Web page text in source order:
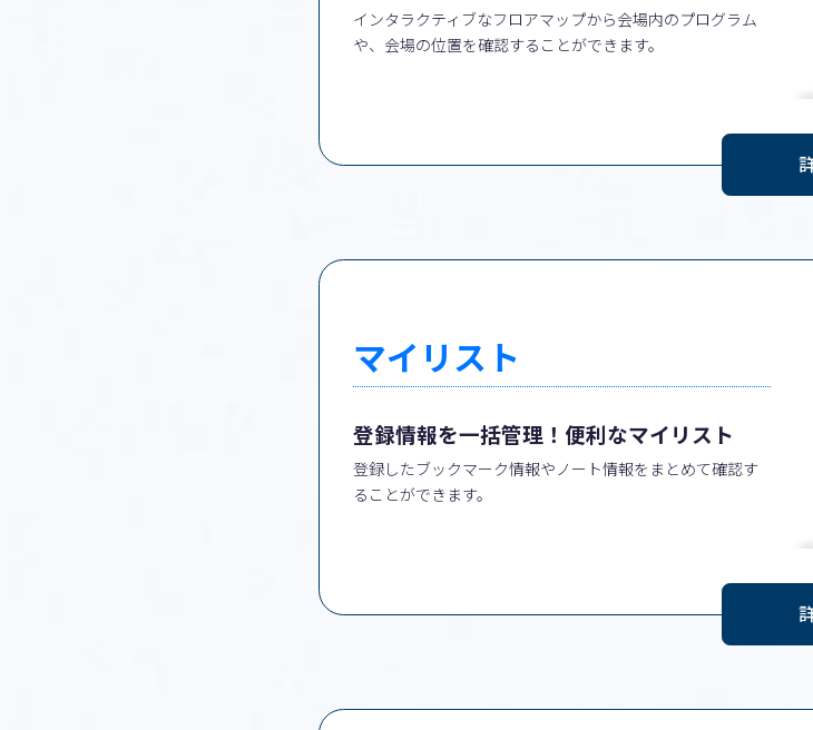
インタラクティブなフロアマップから会場内のプログラム
や、会場の位置を確認することができます。
マイリスト
登録情報を一括管理！便利なマイリスト
登録したブックマーク情報やノート情報をまとめて確認す
ることができます。